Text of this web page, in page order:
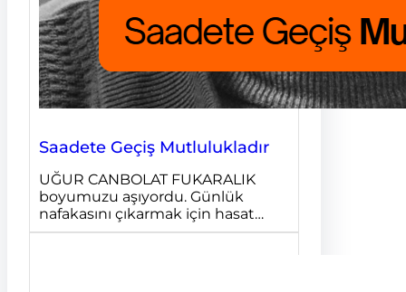
Saadete Geçiş Mutlulukladır
UĞUR CANBOLAT FUKARALIK
boyumuzu aşıyordu. Günlük
nafakasını çıkarmak için hasat…